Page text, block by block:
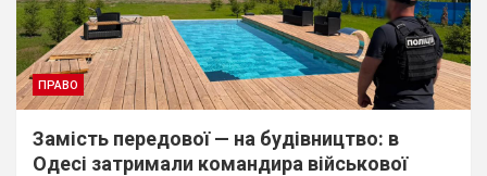
ПРАВО
Замість передової — на будівництво: в
Одесі затримали командира військової